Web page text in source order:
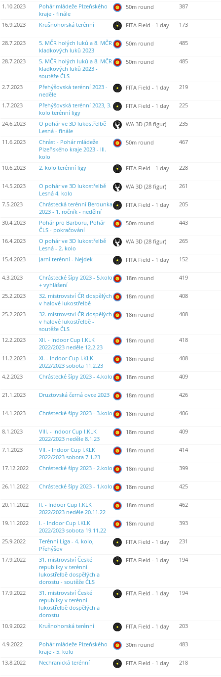
1.10.2023
Pohár mládeže Plzeňského
kraje - finále
50m round 387
16.9.2023 Krušnohorská terénní FITA Field - 1 day 173
28.7.2023
5. MČR holých luků a 8. MČR
kladkových luků 2023
50m round 485
28.7.2023
5. MČR holých luků a 8. MČR
kladkových luků 2023 -
soutěže ČLS
50m round 485
2.7.2023
Přehýšovská terénní 2023 -
neděle
FITA Field - 1 day 219
1.7.2023
Přehýšovská terénní 2023, 3.
kolo terénní ligy
FITA Field - 1 day 225
24.6.2023
O pohár ve 3D lukostřelbě
Lesná - finále
WA 3D (28 figur) 235
11.6.2023
Chrást - Pohár mládeže
Plzeňského kraje 2023 - III.
kolo
50m round 467
10.6.2023 2. kolo terénní ligy FITA Field - 1 day 228
14.5.2023
O pohár ve 3D lukostřelbě
Lesná 4. kolo
WA 3D (28 figur) 261
7.5.2023
Chrástecká terénní Berounka
2023 - 1. ročník - nedělní
FITA Field - 1 day 205
30.4.2023
Pohár pro Barboru, Pohár
ČLS - pokračování
50m round 443
16.4.2023
O pohár ve 3D lukostřelbě
Lesná - 2. kolo
WA 3D (28 figur) 265
15.4.2023 Jarní terénní - Nejdek FITA Field - 1 day 152
4.3.2023
Chrástecké šípy 2023 - 5.kolo
+ vyhlášení
18m round 419
25.2.2023
32. mistrovství ČR dospělých
v halové lukostřelbě
18m round 408
25.2.2023
32. mistrovství ČR dospělých
v halové lukostřelbě -
soutěže ČLS
18m round 408
12.2.2023
XII. - Indoor Cup I.KLK
2022/2023 neděle 12.2.23
18m round 418
11.2.2023
XI. - Indoor Cup I.KLK
2022/2023 sobota 11.2.23
18m round 408
4.2.2023 Chrástecké šípy 2023 - 4.kolo 18m round 409
21.1.2023 Druztovská černá ovce 2023 18m round 426
14.1.2023 Chrástecké šípy 2023 - 3.kolo 18m round 406
8.1.2023
VIII. - Indoor Cup I.KLK
2022/2023 neděle 8.1.23
18m round 409
7.1.2023
VII. - Indoor Cup I.KLK
2022/2023 sobota 7.1.23
18m round 414
17.12.2022 Chrástecké šípy 2023 - 2.kolo 18m round 399
26.11.2022 Chrástecké šípy 2023 - 1.kolo 18m round 425
20.11.2022
II. - Indoor Cup I.KLK
2022/2023 neděle 20.11.22
18m round 462
19.11.2022
I. - Indoor Cup I.KLK
2022/2023 sobota 19.11.22
18m round 393
25.9.2022
Terénní Liga - 4. kolo,
Přehýšov
FITA Field - 1 day 231
17.9.2022
31. mistrovství České
republiky v terénní
lukostřelbě dospělých a
dorostu - soutěže ČLS
FITA Field - 1 day 194
17.9.2022
31. mistrovství České
republiky v terénní
lukostřelbě dospělých a
dorostu
FITA Field - 1 day 194
10.9.2022 Krušnohorská terénní FITA Field - 1 day 203
4.9.2022
Pohár mládeže Plzeňského
kraje - 5. kolo
30m round 483
13.8.2022 Nechranická terénní FITA Field - 1 day 218